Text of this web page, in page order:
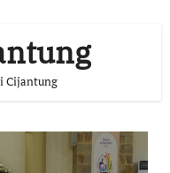
Cijantung